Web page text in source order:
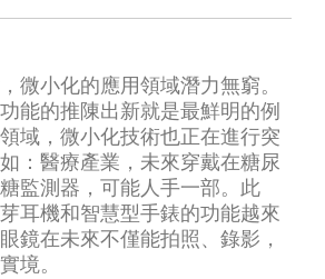
微小化的應用領域潛力無窮。
能的推陳出新就是最鮮明的例
域，微小化技術也正在進行突
：醫療產業，未來穿戴在糖尿
監測器，可能人手一部。此
耳機和智慧型手錶的功能越來
鏡在未來不僅能拍照、錄影，
境。